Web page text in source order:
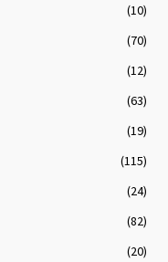
(10)
(70)
(12)
(63)
(19)
(115)
(24)
(82)
(20)